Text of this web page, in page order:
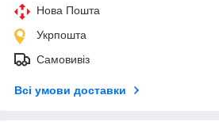
Нова Пошта
Укрпошта
Самовивіз
Всі умови доставки